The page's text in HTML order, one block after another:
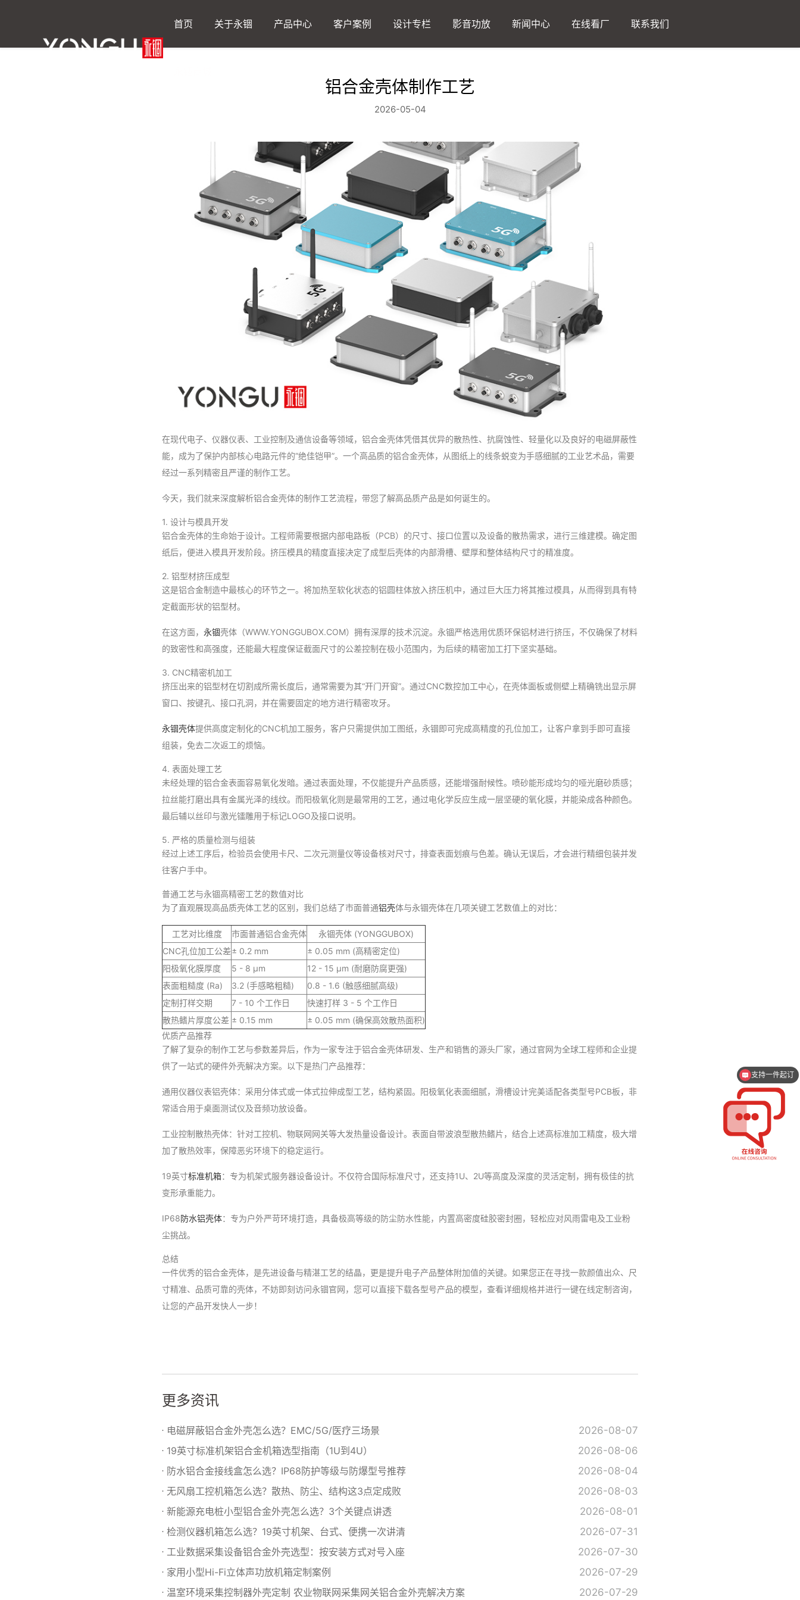
首页 关于永锢 产品中心 客户案例 设计专栏 影音功放 新闻中心 在线看厂 联系我们
铝合金壳体制作工艺
2026-05-04
在现代电子、仪器仪表、工业控制及通信设备等领域，铝合金壳体凭借其优异的散热性、抗腐蚀性、轻量化以及良好的电磁屏蔽性
能，成为了保护内部核心电路元件的“绝佳铠甲”。一个高品质的铝合金壳体，从图纸上的线条蜕变为手感细腻的工业艺术品，需要
经过一系列精密且严谨的制作工艺。
今天，我们就来深度解析铝合金壳体的制作工艺流程，带您了解高品质产品是如何诞生的。
1. 设计与模具开发
铝合金壳体的生命始于设计。工程师需要根据内部电路板（PCB）的尺寸、接口位置以及设备的散热需求，进行三维建模。确定图
纸后，便进入模具开发阶段。挤压模具的精度直接决定了成型后壳体的内部滑槽、壁厚和整体结构尺寸的精准度。
2. 铝型材挤压成型
这是铝合金制造中最核心的环节之一。将加热至软化状态的铝圆柱体放入挤压机中，通过巨大压力将其推过模具，从而得到具有特
定截面形状的铝型材。
在这方面， 永锢壳体（WWW.YONGGUBOX.COM）拥有深厚的技术沉淀。永锢严格选用优质环保铝材进行挤压，不仅确保了材料
的致密性和高强度，还能最大程度保证截面尺寸的公差控制在极小范围内，为后续的精密加工打下坚实基础。
3. CNC精密机加工
挤压出来的铝型材在切割成所需长度后，通常需要为其“开门开窗”。通过CNC数控加工中心，在壳体面板或侧壁上精确铣出显示屏
窗口、按键孔、接口孔洞，并在需要固定的地方进行精密攻牙。
永锢壳体提供高度定制化的CNC机加工服务，客户只需提供加工图纸，永锢即可完成高精度的孔位加工，让客户拿到手即可直接
组装，免去二次返工的烦恼。
4. 表面处理工艺
未经处理的铝合金表面容易氧化发暗。通过表面处理，不仅能提升产品质感，还能增强耐候性。喷砂能形成均匀的哑光磨砂质感；
拉丝能打磨出具有金属光泽的线纹。而阳极氧化则是最常用的工艺，通过电化学反应生成一层坚硬的氧化膜，并能染成各种颜色。
最后辅以丝印与激光镭雕用于标记LOGO及接口说明。
5. 严格的质量检测与组装
经过上述工序后，检验员会使用卡尺、二次元测量仪等设备核对尺寸，排查表面划痕与色差。确认无误后，才会进行精细包装并发
往客户手中。
普通工艺与永锢高精密工艺的数值对比
为了直观展现高品质壳体工艺的区别，我们总结了市面普通铝壳体与永锢壳体在几项关键工艺数值上的对比：
工艺对比维度 市面普通铝合金壳体
永锢壳体 (YONGGUBOX)
CNC孔位加工公差± 0.2 mm
± 0.05 mm (高精密定位)
阳极氧化膜厚度
5 - 8 μm
12 - 15 μm (耐磨防腐更强)
表面粗糙度 (Ra)
3.2 (手感略粗糙)
0.8 - 1.6 (触感细腻高级)
定制打样交期
7 - 10 个工作日
快速打样 3 - 5 个工作日
散热鳍片厚度公差 ± 0.15 mm
± 0.05 mm (确保高效散热面积)
优质产品推荐
了解了复杂的制作工艺与参数差异后，作为一家专注于铝合金壳体研发、生产和销售的源头厂家，通过官网为全球工程师和企业提
供了一站式的硬件外壳解决方案。以下是热门产品推荐：
通用仪器仪表铝壳体：采用分体式或一体式拉伸成型工艺，结构紧固。阳极氧化表面细腻，滑槽设计完美适配各类型号PCB板，非
常适合用于桌面测试仪及音频功放设备。
工业控制散热壳体：针对工控机、物联网网关等大发热量设备设计。表面自带波浪型散热鳍片，结合上述高标准加工精度，极大增
加了散热效率，保障恶劣环境下的稳定运行。
19英寸标准机箱：专为机架式服务器设备设计。不仅符合国际标准尺寸，还支持1U、2U等高度及深度的灵活定制，拥有极佳的抗
变形承重能力。
IP68防水铝壳体：专为户外严苛环境打造，具备极高等级的防尘防水性能，内置高密度硅胶密封圈，轻松应对风雨雷电及工业粉
尘挑战。
总结
一件优秀的铝合金壳体，是先进设备与精湛工艺的结晶，更是提升电子产品整体附加值的关键。如果您正在寻找一款颜值出众、尺
寸精准、品质可靠的壳体，不妨即刻访问永锢官网，您可以直接下载各型号产品的模型，查看详细规格并进行一键在线定制咨询，
让您的产品开发快人一步！
更多资讯
电磁屏蔽铝合金外壳怎么选？EMC/5G/医疗三场景
2026-08-07
19英寸标准机架铝合金机箱选型指南（1U到4U）
2026-08-06
防水铝合金接线盒怎么选？IP68防护等级与防爆型号推荐
2026-08-04
无风扇工控机箱怎么选？散热、防尘、结构这3点定成败
2026-08-03
新能源充电桩小型铝合金外壳怎么选？3个关键点讲透
2026-08-01
检测仪器机箱怎么选？19英寸机架、台式、便携一次讲清
2026-07-31
工业数据采集设备铝合金外壳选型：按安装方式对号入座
2026-07-30
家用小型Hi-Fi立体声功放机箱定制案例
2026-07-29
温室环境采集控制器外壳定制 农业物联网采集网关铝合金外壳解决方案
2026-07-29
支持一件起订